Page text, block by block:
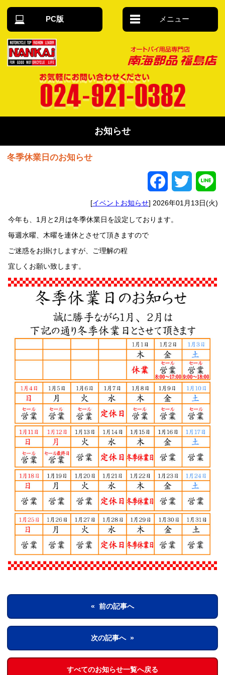
PC版 メニュー
品 南海部品福
お知らせ
冬季休業日のお知らせ
FacebookTwitter
[イベントお知らせ] 2026年01月13日(火)
今年も、1月と2月は冬季休業日を設定しております。
毎週水曜、木曜を連休とさせて頂きますので
ご迷惑をお掛けしますが、ご理解の程
宜しくお願い致します。
« 前の記事へ
次の記事へ »
すべてのお知らせ一覧へ戻る